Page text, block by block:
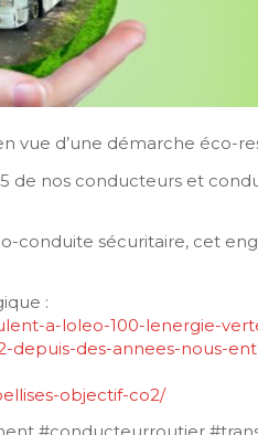
vue d’une démarche éco-
de nos conducteurs et
conduite sécuritaire, cet
:
a-loleo-100-lenergie-
depuis-des-annees-nous-
objectif-co2/